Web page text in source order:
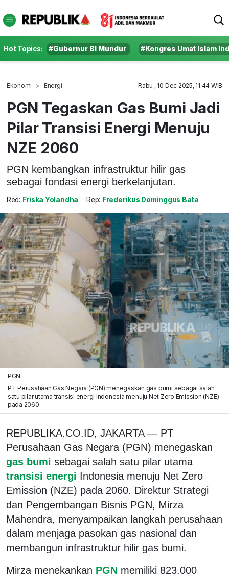
Hot Topics: #Gubernur BI Mundur #Kongres Umat Islam
Ekonomi Energi Rabu , 10 Dec 2025, 11:44 WIB
PGN Tegaskan Gas Bumi Jadi
Pilar Transisi Energi Menuju
NZE 2060
PGN kembangkan infrastruktur hilir gas
sebagai fondasi energi berkelanjutan.
Red: Friska Yolandha Rep: Frederikus Dominggus Bata
PGN
PT Perusahaan Gas Negara (PGN) menegaskan gas bumi sebagai salah
satu pilar utama transisi energi Indonesia menuju Net Zero Emission (NZE)
pada 2060.
REPUBLIKA.CO.ID, JAKARTA — PT
Perusahaan Gas Negara (PGN) menegaskan
gas bumi sebagai salah satu pilar utama
transisi energi Indonesia menuju Net Zero
Emission (NZE) pada 2060. Direktur Strategi
dan Pengembangan Bisnis PGN, Mirza
Mahendra, menyampaikan langkah perusahaan
dalam menjaga pasokan gas nasional dan
membangun infrastruktur hilir gas bumi.
Mirza menekankan PGN memiliki 823.000